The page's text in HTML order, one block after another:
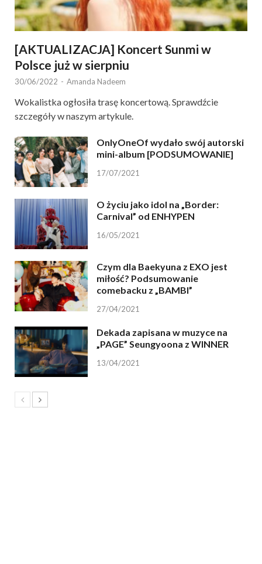
[AKTUALIZACJA] Koncert Sunmi w
Polsce już w sierpniu
30/06/2022 - Amanda Nadeem
Wokalistka ogłosiła trasę koncertową. Sprawdźcie
szczegóły w naszym artykule.
OnlyOneOf wydało swój autorski
mini-album [PODSUMOWANIE]
17/07/2021
O życiu jako idol na „Border:
Carnival” od ENHYPEN
16/05/2021
Czym dla Baekyuna z EXO jest
miłość? Podsumowanie
comebacku z „BAMBI”
27/04/2021
Dekada zapisana w muzyce na
„PAGE” Seungyoona z WINNER
13/04/2021